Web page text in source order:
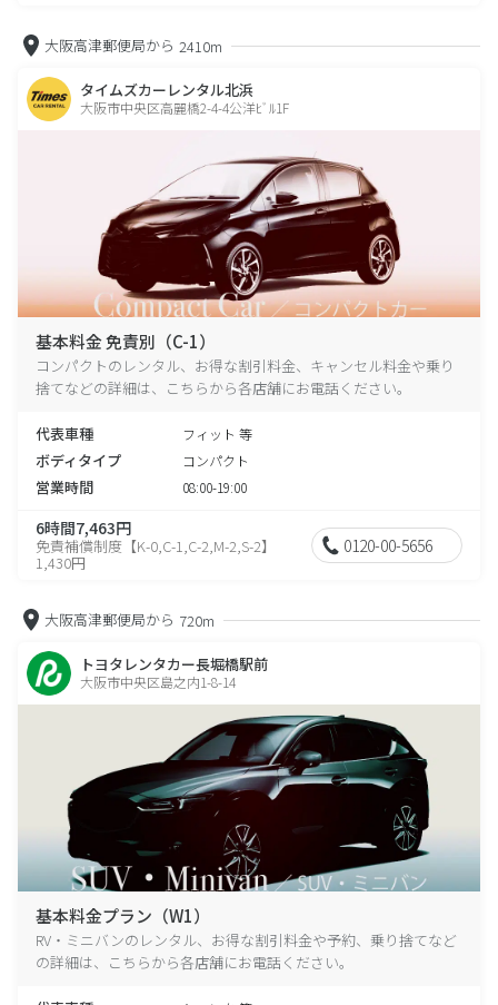
大阪高津郵便局から 2410m
タイムズカーレンタル北浜
大阪市中央区高麗橋2-4-4公洋ﾋﾞﾙ1F
基本料金 免責別（C-1）
コンパクトのレンタル、お得な割引料金、キャンセル料金や乗り
捨てなどの詳細は、こちらから各店舗にお電話ください。
代表車種 フィット 等
ボディタイプ コンパクト
営業時間 08:00-19:00
6時間7,463円
免責補償制度【K-0,C-1,C-2,M-2,S-2】
1,430円
0120-00-5656
大阪高津郵便局から 720m
トヨタレンタカー長堀橋駅前
大阪市中央区島之内1-8-14
基本料金プラン（W1）
RV・ミニバンのレンタル、お得な割引料金や予約、乗り捨てなど
の詳細は、こちらから各店舗にお電話ください。